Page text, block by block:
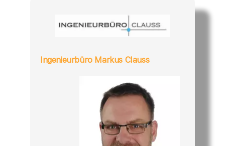
Ingenieurbüro Markus Clauss